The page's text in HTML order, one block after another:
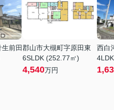
前田郡山市大槻町字原田東
6SLDK (252.77㎡)
4,540万円
西白